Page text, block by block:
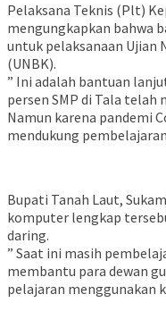
Pelaksana Teknis (Plt)
mengungkapkan bahwa
untuk pelaksanaan Ujian
(UNBK).
” Ini adalah bantuan
persen SMP di Tala
Namun karena pandemi
mendukung
Bupati Tanah Laut,
komputer lengkap
daring.
” Saat ini masih
membantu para dewan
pelajaran menggunakan